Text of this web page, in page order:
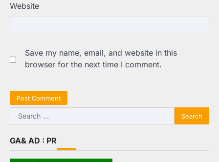
Website
Save my name, email, and website in this
browser for the next time I comment.
Search
for:
GA& AD : PR